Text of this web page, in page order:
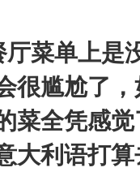
菜单上是
很尴尬了
菜全凭感
大利语打